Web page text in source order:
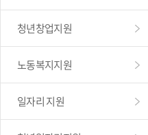
청년창업지원
노동복지지원
일자리 지원